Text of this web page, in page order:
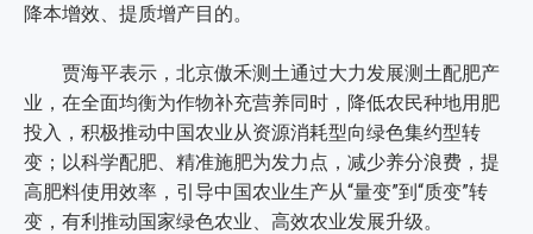
降本增效、提质增产目的。
贾海平表示，北京傲禾测土通过大力发展测土配肥产
业，在全面均衡为作物补充营养同时，降低农民种地用肥
投入，积极推动中国农业从资源消耗型向绿色集约型转
变；以科学配肥、精准施肥为发力点，减少养分浪费，提
高肥料使用效率，引导中国农业生产从“量变”到“质变”转
变，有利推动国家绿色农业、高效农业发展升级。